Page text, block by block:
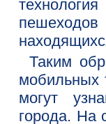
Таким
мобильных
могут
города. На